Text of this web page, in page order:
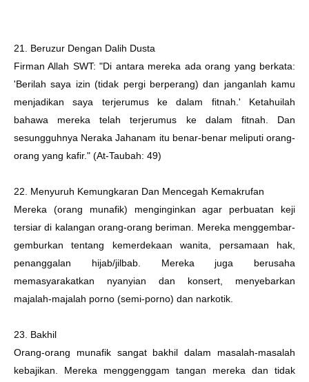
21. Beruzur Dengan Dalih Dusta
Firman Allah SWT: "Di antara mereka ada orang yang berkata:
'Berilah saya izin (tidak pergi berperang) dan janganlah kamu
menjadikan saya terjerumus ke dalam fitnah.' Ketahuilah
bahawa mereka telah terjerumus ke dalam fitnah. Dan
sesungguhnya Neraka Jahanam itu benar-benar meliputi orang-
orang yang kafir." (At-Taubah: 49)
22. Menyuruh Kemungkaran Dan Mencegah Kemakrufan
Mereka (orang munafik) menginginkan agar perbuatan keji
tersiar di kalangan orang-orang beriman. Mereka menggembar-
gemburkan tentang kemerdekaan wanita, persamaan hak,
penanggalan hijab/jilbab. Mereka juga berusaha
memasyarakatkan nyanyian dan konsert, menyebarkan
majalah-majalah porno (semi-porno) dan narkotik.
23. Bakhil
Orang-orang munafik sangat bakhil dalam masalah-masalah
kebajikan. Mereka menggenggam tangan mereka dan tidak